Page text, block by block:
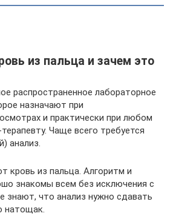
из пальца и зачем это
распространенное лабораторное
назначают при
и практически при любом
Чаще всего требуется
анализ.
кровь из пальца. Алгоритм и
знакомы всем без исключения с
знают, что анализ нужно сдавать
натощак.